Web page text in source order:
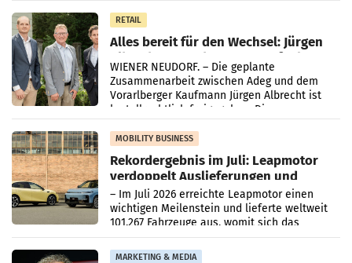
RETAIL
Alles bereit für den Wechsel: Jürgen
Albrecht setzt ab 1.1.2027 auf Adeg
WIENER NEUDORF. – Die geplante
Zusammenarbeit zwischen Adeg und dem
Vorarlberger Kaufmann Jürgen Albrecht ist
kartellrechtlich freigegeben: Die
Bundeswettbewerbsbehörde und der
Bundeskartellanwalt
MOBILITY BUSINESS
Rekordergebnis im Juli: Leapmotor
verdoppelt Auslieferungen und
überschreitet die 100.000er-Marke
– Im Juli 2026 erreichte Leapmotor einen
wichtigen Meilenstein und lieferte weltweit
101.267 Fahrzeuge aus, womit sich das
Ergebnis gegenüber Juli 2025 mehr als
verdoppelte (+102
MARKETING & MEDIA